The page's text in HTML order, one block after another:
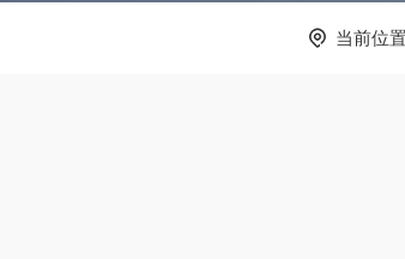
当前位